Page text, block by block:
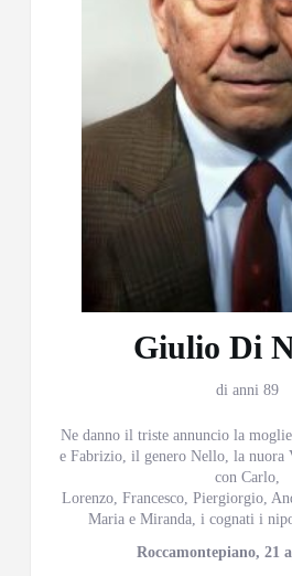
Giulio Di
di anni 89
Ne danno il triste annuncio la
e Fabrizio, il genero Nello, la nuora
con Carlo,
Lorenzo, Francesco, Piergiorgio,
Maria e Miranda, i cognati i
Roccamontepiano, 21